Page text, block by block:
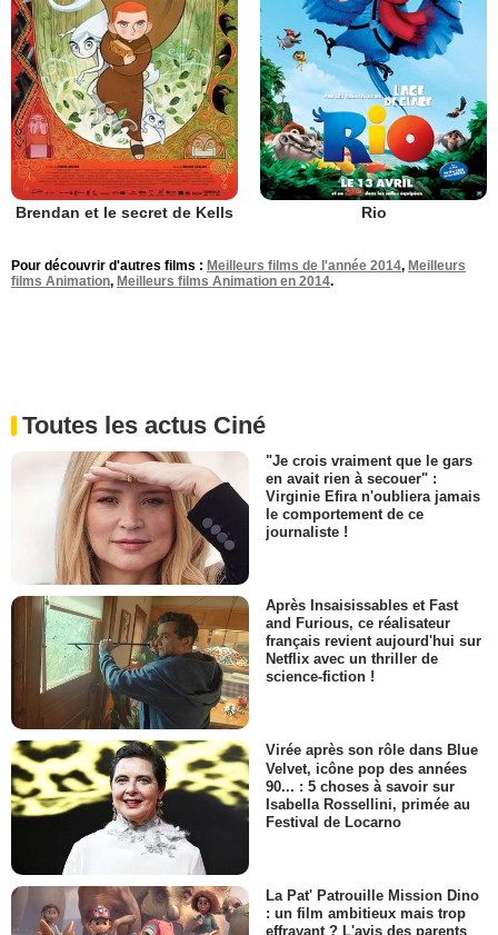
Brendan et le secret de Kells Rio
Pour découvrir d'autres films : Meilleurs films de l'année 2014, Meilleurs
films Animation, Meilleurs films Animation en 2014.
Toutes les actus Ciné
"Je crois vraiment que le gars
en avait rien à secouer" :
Virginie Efira n'oubliera jamais
le comportement de ce
journaliste !
Après Insaisissables et Fast
and Furious, ce réalisateur
français revient aujourd'hui sur
Netflix avec un thriller de
science-fiction !
Virée après son rôle dans Blue
Velvet, icône pop des années
90... : 5 choses à savoir sur
Isabella Rossellini, primée au
Festival de Locarno
La Pat' Patrouille Mission Dino
: un film ambitieux mais trop
effrayant ? L'avis des parents